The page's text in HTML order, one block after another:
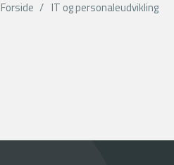
Forside IT og personaleudvikling